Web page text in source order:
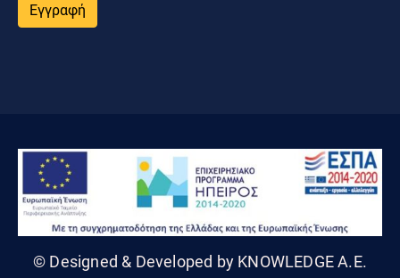
Εγγραφή
© Designed & Developed by KNOWLEDGE A.E.